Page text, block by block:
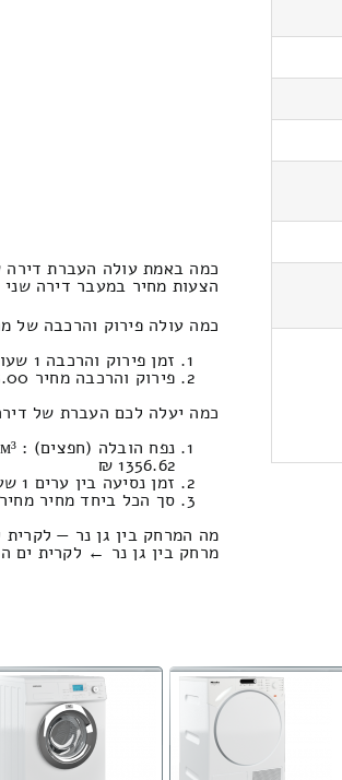
כמה באמת עולה העברת דירה
הצעות מחיר במעבר דירה שני חדרים
כמה עולה פירוק והרכבה של
זמן פירוק והרכבה 1 שעות 15 דקות
פירוק והרכבה מחיר 575.00
כמה יעלה לכם העברת של
1356.62 ₪
זמן נסיעה בין ערים 1 שעות , 19 דקות / מחיר נסיעה 854.64 שקל
סך הכל ביחד מחיר מחירון:
מה המרחק בין גן נר — לקרית
מרחק בין גן נר ← לקרית ים הוא : 94.33